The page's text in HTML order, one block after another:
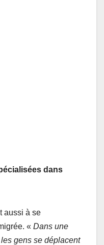
dans
aussi à se
« Dans une
gens se déplacent